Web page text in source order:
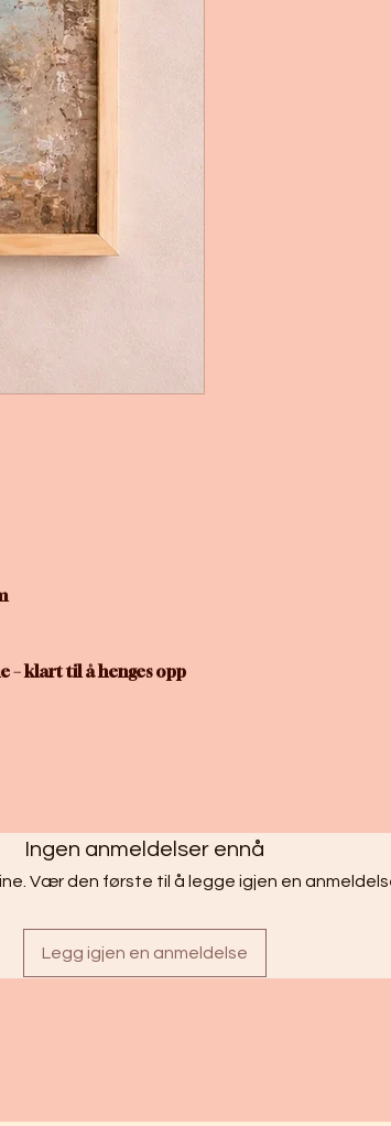
– klart til å henges opp
Ingen anmeldelser ennå
Vær den første til å legge igjen en
Legg igjen en anmeldelse